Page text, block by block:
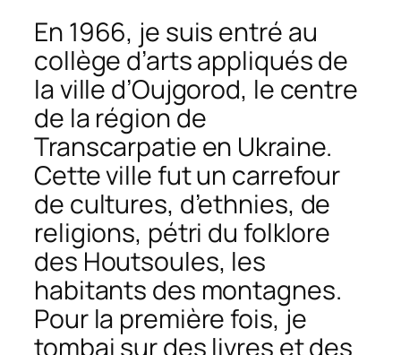
En 1966, je suis entré au
collège d’arts appliqués de
la ville d’Oujgorod, le centre
de la région de
Transcarpatie en Ukraine.
Cette ville fut un carrefour
de cultures, d’ethnies, de
religions, pétri du folklore
des Houtsoules, les
habitants des montagnes.
Pour la première fois, je
tombai sur des livres et des